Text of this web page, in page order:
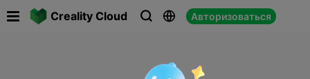
Creality Cloud   Авторизоваться